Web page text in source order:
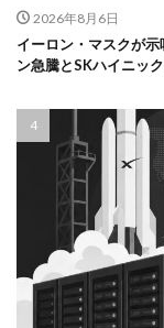
2026年8月6日
イーロン・マスクが
ン急騰とSKハイニッ